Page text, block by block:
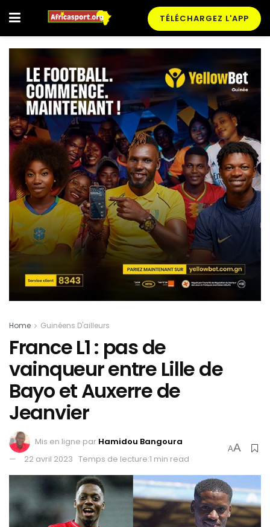
TÉLÉCHARGEZ L'APP
Home Guinéens D'ailleurs
France L1 : pas de
vainqueur entre Lille de
Bayo et Auxerre de
Jeanvier
Mis en ligne par Hamidou Bangoura
22 avril 2023 Temps de lecture:1 min read
AA